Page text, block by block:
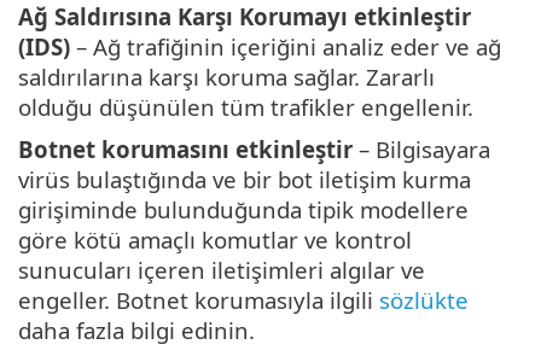
Ağ Saldırısına Karşı Korumayı etkinleştir
(IDS) – Ağ trafiğinin içeriğini analiz eder ve ağ
saldırılarına karşı koruma sağlar. Zararlı
olduğu düşünülen tüm trafikler engellenir.
Botnet korumasını etkinleştir – Bilgisayara
virüs bulaştığında ve bir bot iletişim kurma
girişiminde bulunduğunda tipik modellere
göre kötü amaçlı komutlar ve kontrol
sunucuları içeren iletişimleri algılar ve
engeller. Botnet korumasıyla ilgili sözlükte
daha fazla bilgi edinin.